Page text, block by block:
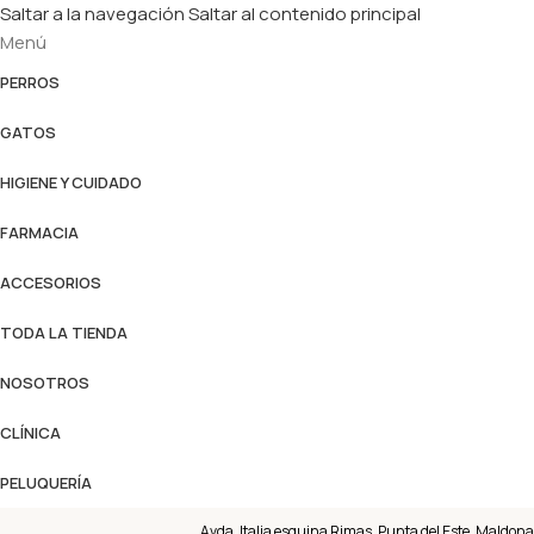
Saltar a la navegaciónSaltar al contenido principal
Menú
PERROS
GATOS
HIGIENE Y CUIDADO
FARMACIA
ACCESORIOS
TODA LA TIENDA
NOSOTROS
CLÍNICA
PELUQUERÍA